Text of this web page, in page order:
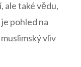
ale také vědu,
pohled na
vliv